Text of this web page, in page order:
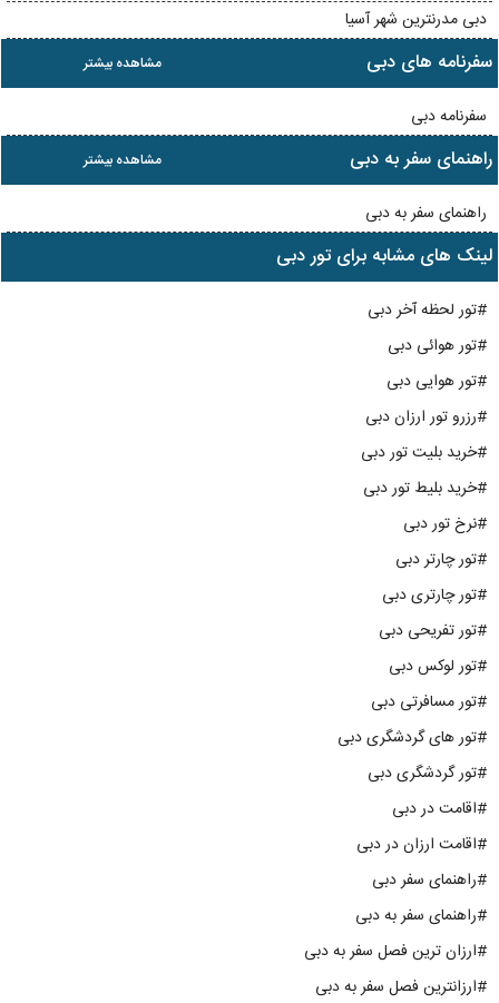
دبی مدرنترین شهر آسیا
مشاهده بیشتر سفرنامه های دبی
سفرنامه دبی
مشاهده بیشتر راهنمای سفر به دبی
راهنمای سفر به دبی
لینک های مشابه برای تور دبی
#تور لحظه آخر دبی
#تور هوائی دبی
#تور هوایی دبی
#رزرو تور ارزان دبی
#خرید بلیت تور دبی
#خرید بلیط تور دبی
#نرخ تور دبی
#تور چارتر دبی
#تور چارتری دبی
#تور تفریحی دبی
#تور لوکس دبی
#تور مسافرتی دبی
#تور های گردشگری دبی
#تور گردشگری دبی
#اقامت در دبی
#اقامت ارزان در دبی
#راهنمای سفر دبی
#راهنمای سفر به دبی
#ارزان ترین فصل سفر به دبی
#ارزانترین فصل سفر به دبی